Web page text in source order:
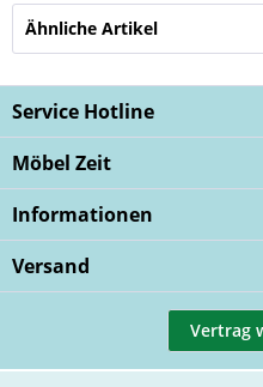
Ähnliche Artikel
Service Hotline
Möbel Zeit
Informationen
Versand
Vertrag